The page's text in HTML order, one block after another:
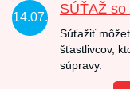
14.07.
SÚŤAŽ
Súťažiť
šťastlivcov,
súpravy.